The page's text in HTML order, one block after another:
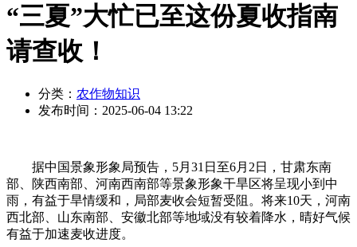
“三夏”大忙已至这份夏收指南
请查收！
分类： 农作物知识
发布时间： 2025-06-04 13:22
据中国景象形象局预告，5月31日至6月2日，甘肃东南
部、陕西南部、河南西南部等景象形象干旱区将呈现小到中
雨，有益于旱情缓和，局部麦收会短暂受阻。将来10天，河南
西北部、山东南部、安徽北部等地域没有较着降水，晴好气候
有益于加速麦收进度。